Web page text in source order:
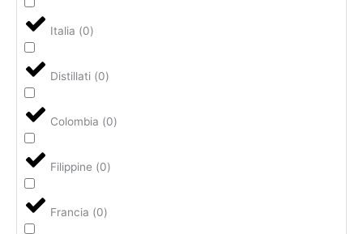
Italia (0)
Distillati (0)
Colombia (0)
Filippine (0)
Francia (0)